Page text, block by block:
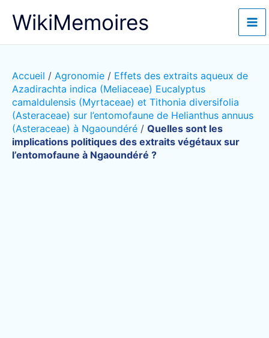
WikiMemoires
Accueil / Agronomie / Effets des extraits aqueux de
Azadirachta indica (Meliaceae) Eucalyptus
camaldulensis (Myrtaceae) et Tithonia diversifolia
(Asteraceae) sur l’entomofaune de Helianthus annuus
(Asteraceae) à Ngaoundéré / Quelles sont les
implications politiques des extraits végétaux sur
l’entomofaune à Ngaoundéré ?